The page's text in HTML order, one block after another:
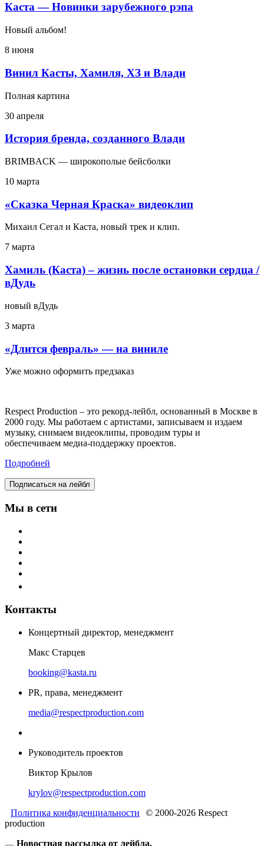
Каста — Новинки зарубежного рэпа
Новый альбом!
8 июня
Винил Касты, Хамиля, ХЗ и Влади
Полная картина
30 апреля
История бренда, созданного Влади
BRIMBACK — широкополые бейсболки
10 марта
«Сказка Черная Краска» видеоклип
Михаил Сегал и Каста, новый трек и клип.
7 марта
Хамиль (Каста) – жизнь после остановки сердца /
вДудь
новый вДудь
3 марта
«Длится февраль» — на виниле
Уже можно оформить предзаказ
Respect Production – это рекорд-лейбл, основанный в Москве в
2000 году. Мы работаем с артистами, записываем и издаем
музыку, снимаем видеоклипы, проводим туры и
обеспечиваем медиа-поддержку проектов.
Подробней
Подписаться на лейбл
Мы в сети
Контакты
Концертный директор, менеджмент
Макс Старцев
booking@kasta.ru
PR, права, менеджмент
media@respectproduction.com
Руководитель проектов
Виктор Крылов
krylov@respectproduction.com
Политика конфиденциальности
© 2000-2026 Respect
production
Новостная рассылка от лейбла.